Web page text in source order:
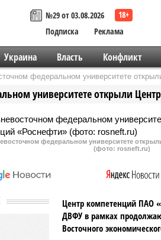
№29 от 03.08.2026
Подписка
Реклама
Украина Власть Конфликт
федеральном университете
университете открыли
федеральном университете
(фото: rosneft.ru)
Центр компетенций ПАО
ДВФУ в рамках
Восточного